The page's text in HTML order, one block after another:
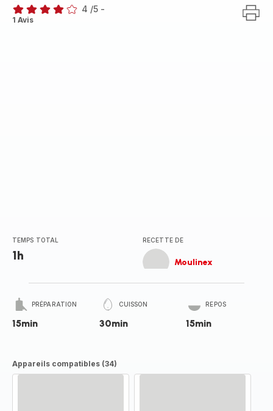
Avis
4 /5 -
1 Avis
TEMPS TOTAL
1h
RECETTE DE
Moulinex
PRÉPARATION
15min
CUISSON
30min
REPOS
15min
Appareils compatibles (34)